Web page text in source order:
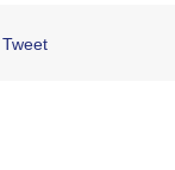
Tweet